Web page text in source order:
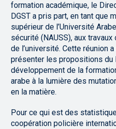
formation académique, le
DGST a pris part, en tant que
supérieur de l’Université
sécurité (NAUSS), aux
de l’université. Cette réunion
présenter les propositions du
développement de la
arabe à la lumière des
en la matière.
Pour ce qui est des
coopération policière